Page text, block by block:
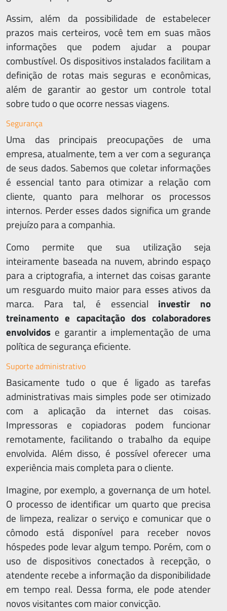
Assim, além da possibilidade de estabelecer
prazos mais certeiros, você tem em suas mãos
informações que podem ajudar a poupar
combustível. Os dispositivos instalados facilitam a
definição de rotas mais seguras e econômicas,
além de garantir ao gestor um controle total
sobre tudo o que ocorre nessas viagens.
Segurança
Uma das principais preocupações de uma
empresa, atualmente, tem a ver com a segurança
de seus dados. Sabemos que coletar informações
é essencial tanto para otimizar a relação com
cliente, quanto para melhorar os processos
internos. Perder esses dados significa um grande
prejuízo para a companhia.
Como permite que sua utilização seja
inteiramente baseada na nuvem, abrindo espaço
para a criptografia, a internet das coisas garante
um resguardo muito maior para esses ativos da
marca. Para tal, é essencial investir no
treinamento e capacitação dos colaboradores
envolvidos e garantir a implementação de uma
política de segurança eficiente.
Suporte administrativo
Basicamente tudo o que é ligado as tarefas
administrativas mais simples pode ser otimizado
com a aplicação da internet das coisas.
Impressoras e copiadoras podem funcionar
remotamente, facilitando o trabalho da equipe
envolvida. Além disso, é possível oferecer uma
experiência mais completa para o cliente.
Imagine, por exemplo, a governança de um hotel.
O processo de identificar um quarto que precisa
de limpeza, realizar o serviço e comunicar que o
cômodo está disponível para receber novos
hóspedes pode levar algum tempo. Porém, com o
uso de dispositivos conectados à recepção, o
atendente recebe a informação da disponibilidade
em tempo real. Dessa forma, ele pode atender
novos visitantes com maior convicção.